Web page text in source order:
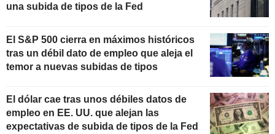
una subida de tipos de la Fed
El S&P 500 cierra en máximos históricos
tras un débil dato de empleo que aleja el
temor a nuevas subidas de tipos
El dólar cae tras unos débiles datos de
empleo en EE. UU. que alejan las
expectativas de subida de tipos de la Fed